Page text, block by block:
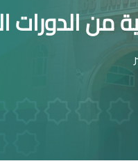
من الدورات